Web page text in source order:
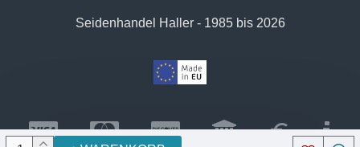
Seidenhandel Haller - 1985 bis 2026